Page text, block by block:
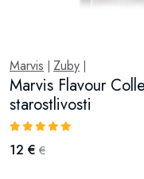
Marvis Zuby
Marvis Flavour
starostlivosti
12 € €